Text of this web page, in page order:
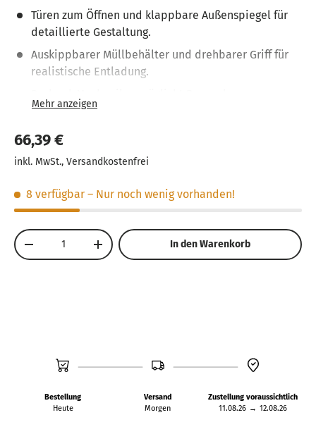
Türen zum Öffnen und klappbare Außenspiegel für
detaillierte Gestaltung.
Auskippbarer Müllbehälter und drehbarer Griff für
realistische Entladung.
Entladevorgang von Mülltonnen.
Hergestellt aus hochwertigem ABS-Kunststoff,
geeignet für Kinder ab 4 Jahren.
02607) für noch mehr Spielspaß.
66,39 €
inkl. MwSt., Versandkostenfrei
8 verfügbar – Nur noch wenig vorhanden!
Anzahl
-
+ In den Warenkorb
Bestellung
Heute
Versand
Morgen
Zustellung voraussichtlich
11.08.26 → 12.08.26